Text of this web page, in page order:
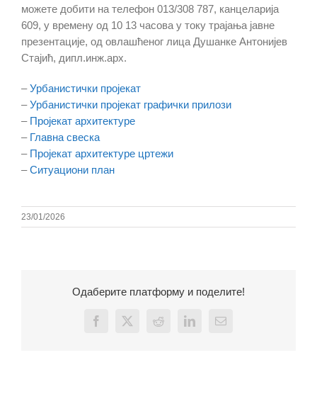
можете добити на телефон 013/308 787, канцеларија
609, у времену од 10 13 часова у току трајања јавне
презентације, од овлашћеног лица Душанке Антонијев
Стајић, дипл.инж.арх.
–Урбанистички пројекат
–Урбанистички пројекат графички прилози
– Пројекат архитектуре
– Главна свеска
– Пројекат архитектуре цртежи
–Ситуациони план
23/01/2026
Одаберите платформу и поделите!
Facebook
X Reddit LinkedInEmail